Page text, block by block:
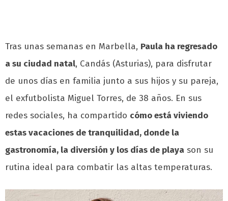
Tras unas semanas en Marbella, Paula ha regresado
a su ciudad natal, Candás (Asturias), para disfrutar
de unos días en familia junto a sus hijos y su pareja,
el exfutbolista Miguel Torres, de 38 años. En sus
redes sociales, ha compartido cómo está viviendo
estas vacaciones de tranquilidad, donde la
gastronomía, la diversión y los días de playa son su
rutina ideal para combatir las altas temperaturas.